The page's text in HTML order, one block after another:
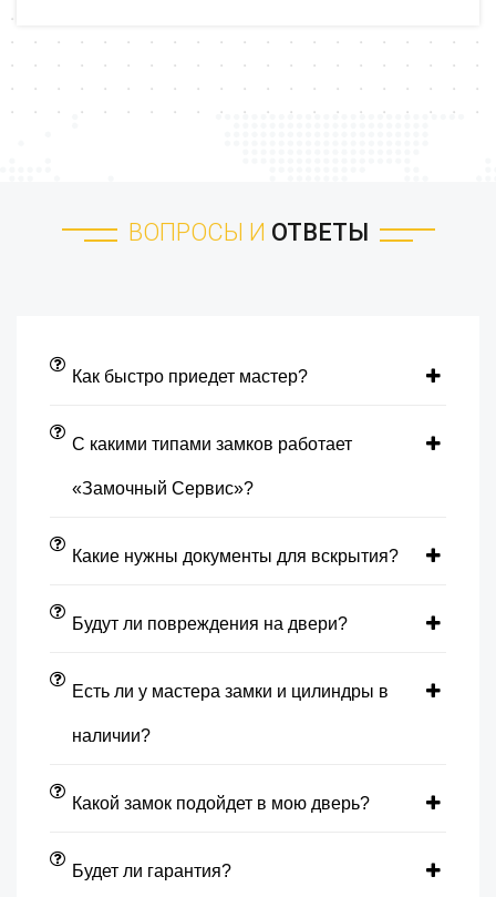
ВОПРОСЫ И ОТВЕТЫ
Как быстро приедет мастер?
С какими типами замков работает
«Замочный Сервис»?
Какие нужны документы для вскрытия?
Будут ли повреждения на двери?
Есть ли у мастера замки и цилиндры в
наличии?
Какой замок подойдет в мою дверь?
Будет ли гарантия?